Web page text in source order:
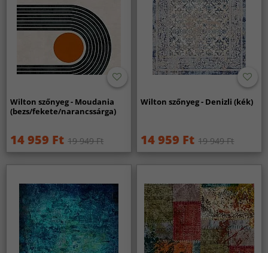
Wilton szőnyeg - Moudania
(bezs/fekete/narancssárga)
14 959 Ft 19 949 Ft
Wilton szőnyeg - Denizli (kék)
14 959 Ft 19 949 Ft